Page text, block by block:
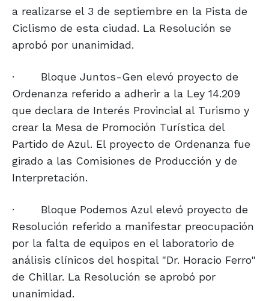
a realizarse el 3 de septiembre en la Pista de
Ciclismo de esta ciudad. La Resolución se
aprobó por unanimidad.
·
Bloque Juntos-Gen elevó proyecto de
Ordenanza referido a adherir a la Ley 14.209
que declara de Interés Provincial al Turismo y
crear la Mesa de Promoción Turística del
Partido de Azul. El proyecto de Ordenanza fue
girado a las Comisiones de Producción y de
Interpretación.
·
Bloque Podemos Azul elevó proyecto de
Resolución referido a manifestar preocupación
por la falta de equipos en el laboratorio de
análisis clínicos del hospital "Dr. Horacio Ferro"
de Chillar. La Resolución se aprobó por
unanimidad.